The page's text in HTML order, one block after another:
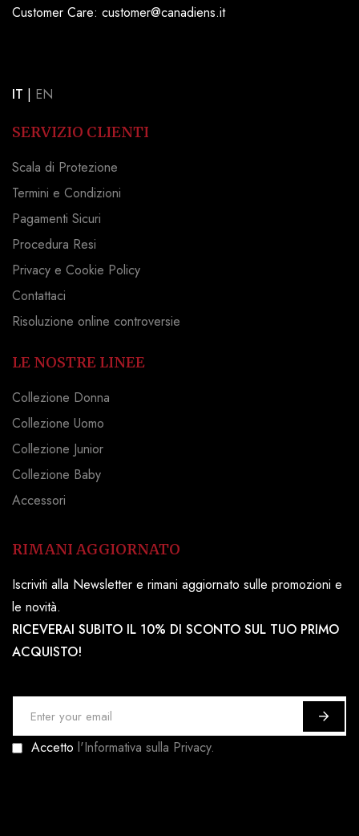
Customer Care: customer@canadiens.it
IT | EN
SERVIZIO CLIENTI
Scala di Protezione
Termini e Condizioni
Pagamenti Sicuri
Procedura Resi
Privacy e Cookie Policy
Contattaci
Risoluzione online controversie
LE NOSTRE LINEE
Collezione Donna
Collezione Uomo
Collezione Junior
Collezione Baby
Accessori
RIMANI AGGIORNATO
Iscriviti alla Newsletter e rimani aggiornato sulle promozioni e
le novità.
RICEVERAI SUBITO IL 10% DI SCONTO SUL TUO PRIMO
ACQUISTO!
c
Accetto l'Informativa sulla Privacy.